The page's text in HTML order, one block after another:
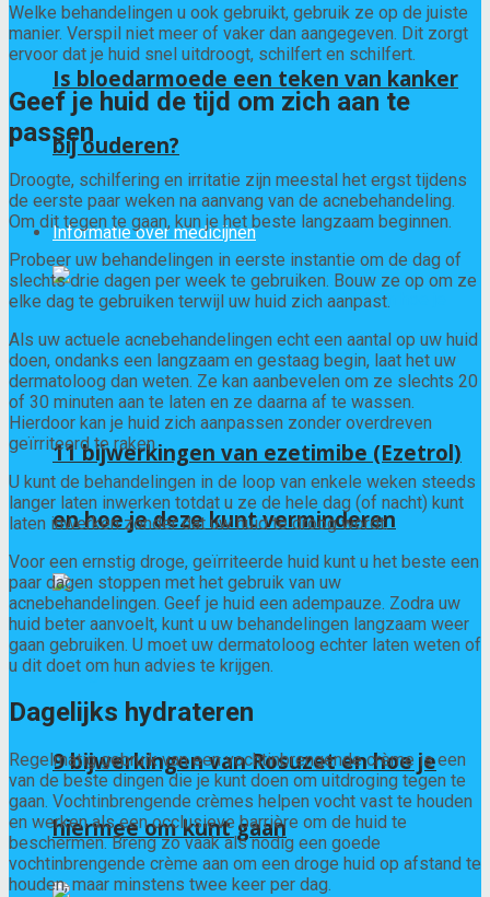
Is bloedarmoede een teken van kanker
bij ouderen?
Informatie over medicijnen
11 bijwerkingen van ezetimibe (Ezetrol)
en hoe je deze kunt verminderen
9 bijwerkingen van Rosuzet en hoe je
hiermee om kunt gaan
Welke behandelingen u ook gebruikt, gebruik ze op de juiste
manier. Verspil niet meer of vaker dan aangegeven. Dit zorgt
ervoor dat je huid snel uitdroogt, schilfert en schilfert.
Geef je huid de tijd om zich aan te
passen
Droogte, schilfering en irritatie zijn meestal het ergst tijdens
de eerste paar weken na aanvang van de acnebehandeling.
Om dit tegen te gaan, kun je het beste langzaam beginnen.
Probeer uw behandelingen in eerste instantie om de dag of
slechts drie dagen per week te gebruiken. Bouw ze op om ze
elke dag te gebruiken terwijl uw huid zich aanpast.
Als uw actuele acnebehandelingen echt een aantal op uw huid
doen, ondanks een langzaam en gestaag begin, laat het uw
dermatoloog dan weten. Ze kan aanbevelen om ze slechts 20
of 30 minuten aan te laten en ze daarna af te wassen.
Hierdoor kan je huid zich aanpassen zonder overdreven
geïrriteerd te raken.
U kunt de behandelingen in de loop van enkele weken steeds
langer laten inwerken totdat u ze de hele dag (of nacht) kunt
laten inwerken zonder dat uw huid te droog wordt.
Voor een ernstig droge, geïrriteerde huid kunt u het beste een
paar dagen stoppen met het gebruik van uw
acnebehandelingen. Geef je huid een adempauze. Zodra uw
huid beter aanvoelt, kunt u uw behandelingen langzaam weer
gaan gebruiken. U moet uw dermatoloog echter laten weten of
u dit doet om hun advies te krijgen.
Dagelijks hydrateren
Regelmatig gebruik van een vochtinbrengende crème is een
van de beste dingen die je kunt doen om uitdroging tegen te
gaan. Vochtinbrengende crèmes helpen vocht vast te houden
en werken als een occlusieve barrière om de huid te
beschermen. Breng zo vaak als nodig een goede
vochtinbrengende crème aan om een ​​droge huid op afstand te
houden, maar minstens twee keer per dag.